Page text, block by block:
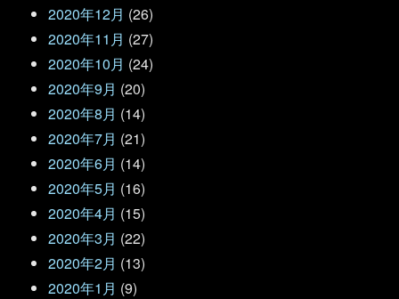
2020年12月 (26)
2020年11月 (27)
2020年10月 (24)
2020年9月 (20)
2020年8月 (14)
2020年7月 (21)
2020年6月 (14)
2020年5月 (16)
2020年4月 (15)
2020年3月 (22)
2020年2月 (13)
2020年1月 (9)